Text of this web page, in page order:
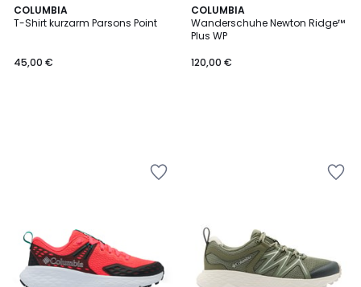
COLUMBIA
T-Shirt kurzarm Parsons Point
45,00 €
COLUMBIA
Wanderschuhe Newton Ridge™
Plus WP
120,00 €